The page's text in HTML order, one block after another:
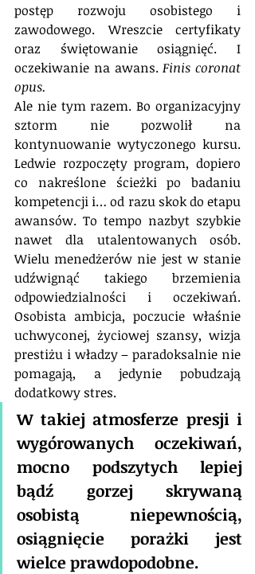
postęp rozwoju osobistego i
zawodowego. Wreszcie certyfikaty
oraz świętowanie osiągnięć. I
oczekiwanie na awans. Finis coronat
opus.
Ale nie tym razem. Bo organizacyjny
sztorm nie pozwolił na
kontynuowanie wytyczonego kursu.
Ledwie rozpoczęty program, dopiero
co nakreślone ścieżki po badaniu
kompetencji i… od razu skok do etapu
awansów. To tempo nazbyt szybkie
nawet dla utalentowanych osób.
Wielu menedżerów nie jest w stanie
udźwignąć takiego brzemienia
odpowiedzialności i oczekiwań.
Osobista ambicja, poczucie właśnie
uchwyconej, życiowej szansy, wizja
prestiżu i władzy – paradoksalnie nie
pomagają, a jedynie pobudzają
dodatkowy stres.
W takiej atmosferze presji i
wygórowanych oczekiwań,
mocno podszytych lepiej
bądź gorzej skrywaną
osobistą niepewnością,
osiągnięcie porażki jest
wielce prawdopodobne.